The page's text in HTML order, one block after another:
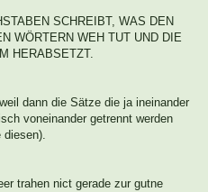
SCHREIBT, WAS DEN
WÖRTERN WEH TUT UND DIE
HERABSETZT.
dann die Sätze die ja ineinander
voneinander getrennt werden
diesen).
trahen nict gerade zur gutne